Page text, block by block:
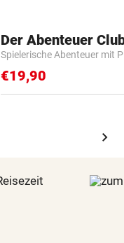
Der Abenteuer
Spielerische Abenteuer mit
€19,90
chevron_right